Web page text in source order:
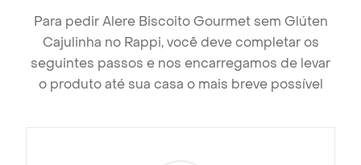
Para pedir Alere Biscoito Gourmet sem Glúten
Cajulinha no Rappi, você deve completar os
seguintes passos e nos encarregamos de levar
o produto até sua casa o mais breve possível